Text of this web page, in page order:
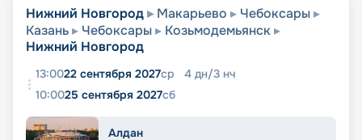
Нижний Новгород Макарьево
Чебоксары
Казань
Чебоксары
Козьмодемьянск
Нижний Новгород
13:0022 сентября 2027ср 4 дн/3 нч
10:0025 сентября 2027сб
Алдан